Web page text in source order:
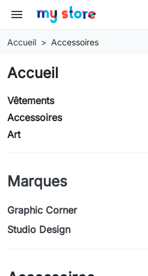
menu
Accueil Accessoires
Accueil
Vêtements
Accessoires
Art
Marques
Graphic Corner
Studio Design